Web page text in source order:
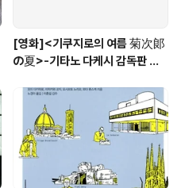
[영화]<기쿠지로의 여름 菊次郞
の夏>-기타노 다케시 감독판 키